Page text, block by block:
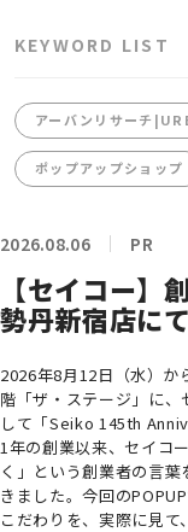
KEYWORD LIST
アーバンリサーチ
ポップアップショップ
2026.08.06 PR
【セイコー
勢丹新宿店に
2026年8月12日（水）か
階「ザ・ステージ」に
して「Seiko 145th
1年の創業以来、セイコ
く」という創業者の言
きました。今回の
こだわりを、実際に見て